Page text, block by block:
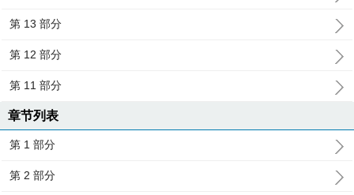
第 13 部分
第 12 部分
第 11 部分
章节列表
第 1 部分
第 2 部分